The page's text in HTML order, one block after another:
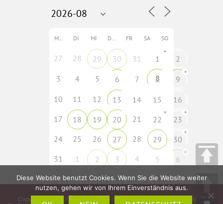
DI MI FR SA SO
27 28 29 30 31 1
+
2
3
4 5 6 7 8 9
+
10 11 12 13 14 15
16
17
18 19 20 21 22
+
23
+
24 25 26 27 28 29 30
+
31 1 2 3 4 5 6
+
Copyright © 2026 fladungen-rhoen.de
• Idee, Konzeption, Webdesign &
Diese Website benutzt Cookies. Wenn Sie die Website weiter
nutzen, gehen wir von Ihrem Einverständnis aus.